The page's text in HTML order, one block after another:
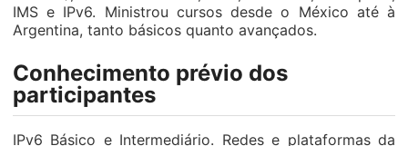
IMS e IPv6. Ministrou cursos desde o México até à
Argentina, tanto básicos quanto avançados.
Conhecimento prévio dos
participantes
IPv6 Básico e Intermediário. Redes e plataformas da